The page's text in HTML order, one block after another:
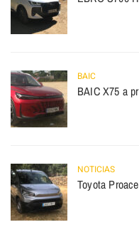
BAIC
BAIC X75 a
NOTICIAS
Toyota